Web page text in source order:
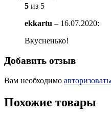
5 из 5
ekkartu – 16.07.2020:
Вкусненько!
Добавить отзыв
Вам необходимо
Похожие товары